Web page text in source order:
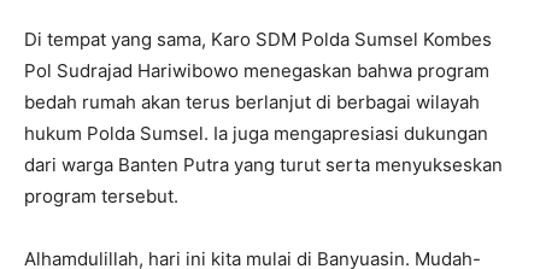
Di tempat yang sama, Karo SDM Polda Sumsel Kombes
Pol Sudrajad Hariwibowo menegaskan bahwa program
bedah rumah akan terus berlanjut di berbagai wilayah
hukum Polda Sumsel. Ia juga mengapresiasi dukungan
dari warga Banten Putra yang turut serta menyukseskan
program tersebut.
Alhamdulillah, hari ini kita mulai di Banyuasin. Mudah-